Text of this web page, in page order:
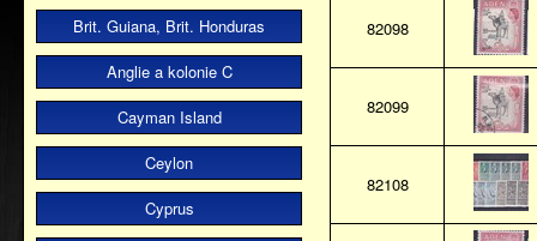
Brit. Guiana, Brit. Honduras
Anglie a kolonie C
Cayman Island
Ceylon
Cyprus
82098
82099
82108